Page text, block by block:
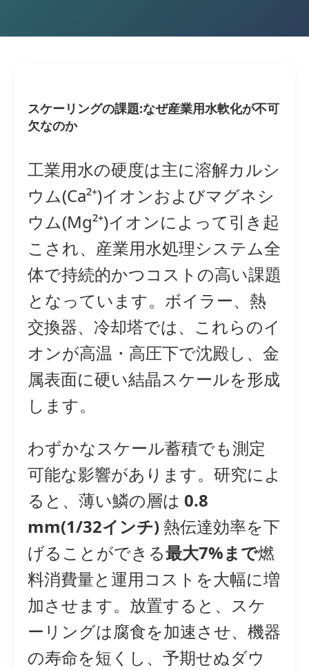
スケーリングの課題:なぜ産業用水軟化が不可
欠なのか
工業用水の硬度は主に溶解カルシ
ウム(Ca²⁺)イオンおよびマグネシ
ウム(Mg²⁺)イオンによって引き起
こされ、産業用水処理システム全
体で持続的かつコストの高い課題
となっています。ボイラー、熱
交換器、冷却塔では、これらのイ
オンが高温・高圧下で沈殿し、金
属表面に硬い結晶スケールを形成
します。
わずかなスケール蓄積でも測定
可能な影響があります。研究によ
ると、薄い鱗の層は 0.8
mm(1/32インチ) 熱伝達効率を下
げることができる最大7%まで燃
料消費量と運用コストを大幅に増
加させます。放置すると、スケ
ーリングは腐食を加速させ、機器
の寿命を短くし、予期せぬダウ